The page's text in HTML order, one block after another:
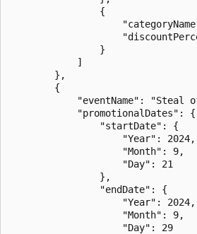
                {
                }
            ]
        },
        {
"eventName": "Steal
            "promotionalDates": {
                "startDate": {
                    "Year": 2024,
                    "Month": 9,
                    "Day": 21
                },
                "endDate": {
                    "Year": 2024,
                    "Month": 9,
                    "Day": 29